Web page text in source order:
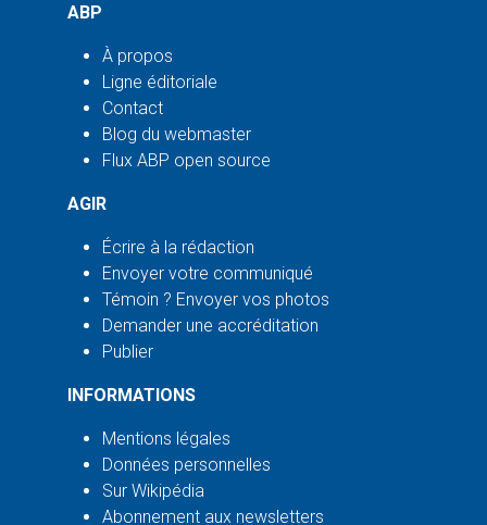
ABP
À propos
Ligne éditoriale
Contact
Blog du webmaster
Flux ABP open source
AGIR
Écrire à la rédaction
Envoyer votre communiqué
Témoin ? Envoyer vos photos
Demander une accréditation
Publier
INFORMATIONS
Mentions légales
Données personnelles
Sur Wikipédia
Abonnement aux newsletters